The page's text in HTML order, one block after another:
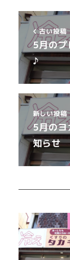
古い投稿
5月のプ
♪
新しい投稿
5月のヨ
知らせ